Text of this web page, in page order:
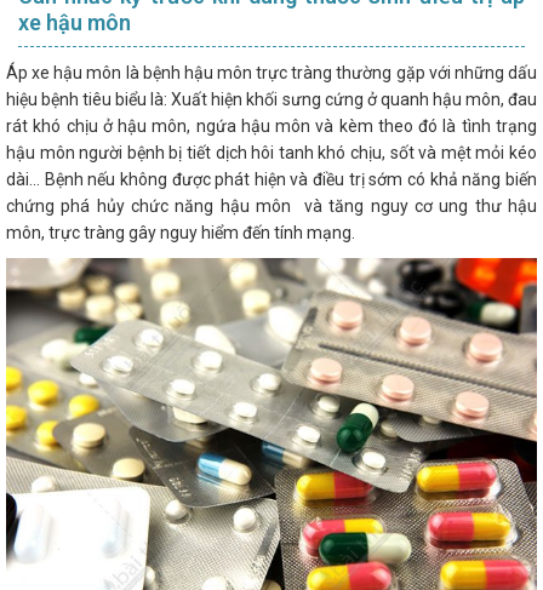
xe hậu môn
Áp xe hậu môn là bệnh hậu môn trực tràng thường gặp với những dấu
hiệu bệnh tiêu biểu là: Xuất hiện khối sưng cứng ở quanh hậu môn, đau
rát khó chịu ở hậu môn, ngứa hậu môn và kèm theo đó là tình trạng
hậu môn người bệnh bị tiết dịch hôi tanh khó chịu, sốt và mệt mỏi kéo
dài... Bệnh nếu không được phát hiện và điều trị sớm có khả năng biến
chứng phá hủy chức năng hậu môn và tăng nguy cơ ung thư hậu
môn, trực tràng gây nguy hiểm đến tính mạng.